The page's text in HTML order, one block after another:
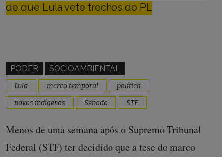
de que Lula vete trechos do PL
PODER SOCIOAMBIENTAL
Lula marco temporal
política
povos indígenas
Senado STF
Menos de uma semana após o Supremo Tribunal
Federal (STF) ter decidido que a tese do marco